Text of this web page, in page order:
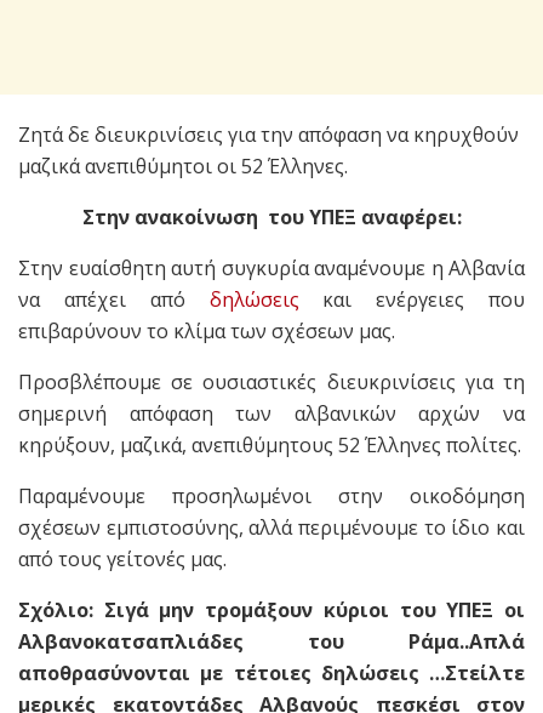
Ζητά δε διευκρινίσεις για την απόφαση να κηρυχθούν
μαζικά ανεπιθύμητοι οι 52 Έλληνες.
Στην ανακοίνωση του ΥΠΕΞ αναφέρει:
Στην ευαίσθητη αυτή συγκυρία αναμένουμε η Αλβανία
να απέχει από δηλώσεις και ενέργειες που
επιβαρύνουν το κλίμα των σχέσεων μας.
Προσβλέπουμε σε ουσιαστικές διευκρινίσεις για τη
σημερινή απόφαση των αλβανικών αρχών να
κηρύξουν, μαζικά, ανεπιθύμητους 52 Έλληνες πολίτες.
Παραμένουμε προσηλωμένοι στην οικοδόμηση
σχέσεων εμπιστοσύνης, αλλά περιμένουμε το ίδιο και
από τους γείτονές μας.
Σχόλιο: Σιγά μην τρομάξουν κύριοι του ΥΠΕΞ οι
Αλβανοκατσαπλιάδες του Ράμα..Απλά
αποθρασύνονται με τέτοιες δηλώσεις …Στείλτε
μερικές εκατοντάδες Αλβανούς πεσκέσι στον